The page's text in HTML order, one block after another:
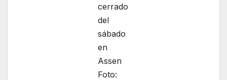
cerrado
del
sábado
en
Assen
Foto: